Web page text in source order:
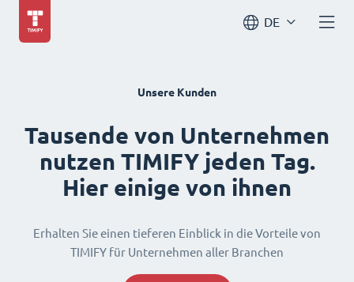
DE
Unsere Kunden
Tausende von Unternehmen
nutzen TIMIFY jeden Tag.
Hier einige von ihnen
Erhalten Sie einen tieferen Einblick in die Vorteile von
TIMIFY für Unternehmen aller Branchen